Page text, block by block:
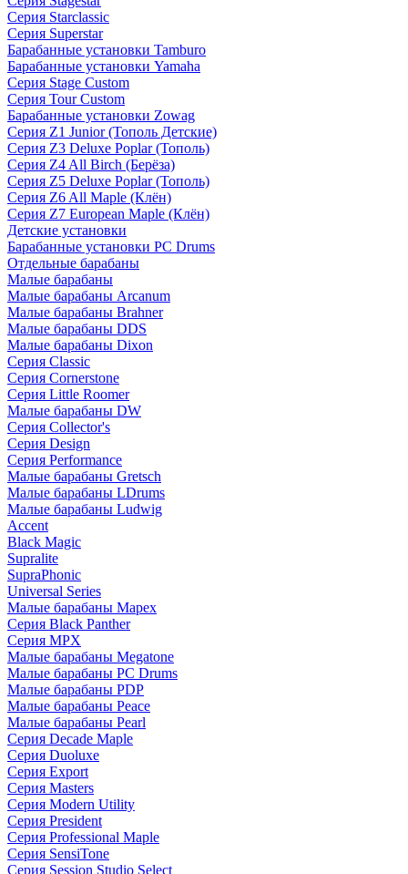
Серия Starclassic
Серия Superstar
Барабанные установки Tamburo
Барабанные установки Yamaha
Серия Stage Custom
Серия Tour Custom
Барабанные установки Zowag
Серия Z1 Junior (Тополь Детские)
Серия Z3 Deluxe Poplar (Тополь)
Серия Z4 All Birch (Берёза)
Серия Z5 Deluxe Poplar (Тополь)
Серия Z6 All Maple (Клён)
Серия Z7 European Maple (Клён)
Детские установки
Барабанные установки PC Drums
Отдельные барабаны
Малые барабаны
Малые барабаны Arcanum
Малые барабаны Brahner
Малые барабаны DDS
Малые барабаны Dixon
Серия Classic
Серия Cornerstone
Серия Little Roomer
Малые барабаны DW
Серия Collector's
Серия Design
Серия Performance
Малые барабаны Gretsch
Малые барабаны LDrums
Малые барабаны Ludwig
Accent
Black Magic
Supralite
SupraPhonic
Universal Series
Малые барабаны Mapex
Серия Black Panther
Серия MPX
Малые барабаны Megatone
Малые барабаны PC Drums
Малые барабаны PDP
Малые барабаны Peace
Малые барабаны Pearl
Серия Decade Maple
Серия Duoluxe
Серия Export
Серия Masters
Серия Modern Utility
Серия President
Серия Professional Maple
Серия SensiTone
Серия Session Studio Select